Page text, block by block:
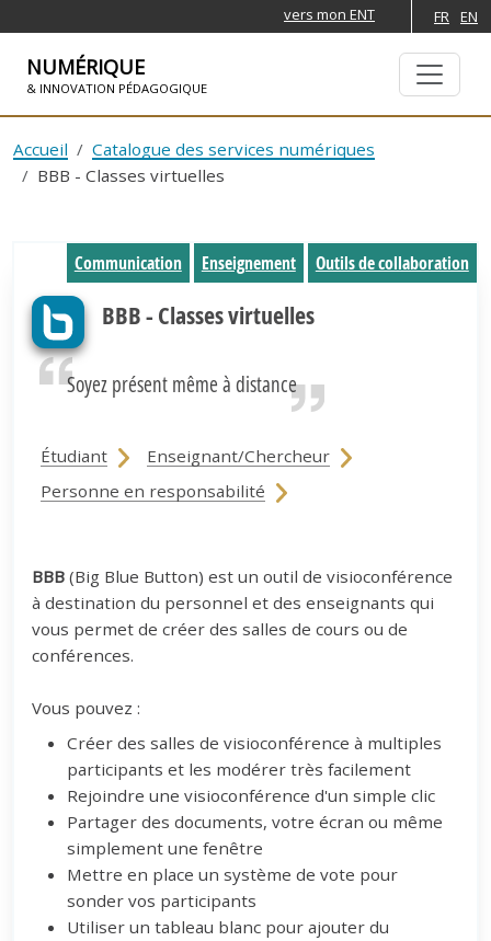
vers mon ENT FR EN
NUMÉRIQUE
& INNOVATION PÉDAGOGIQUE
Accueil
Catalogue des services numériques
BBB - Classes virtuelles
BBB - Classes virtuelles
Soyez présent même à distance
Communication Enseignement Outils de collaboration
Étudiant
Enseignant/Chercheur
Personne en responsabilité
BBB (Big Blue Button) est un outil de visioconférence
à destination du personnel et des enseignants qui
vous permet de créer des salles de cours ou de
conférences.
Vous pouvez :
Créer des salles de visioconférence à multiples
participants et les modérer très facilement
Rejoindre une visioconférence d'un simple clic
Partager des documents, votre écran ou même
simplement une fenêtre
Mettre en place un système de vote pour
sonder vos participants
Utiliser un tableau blanc pour ajouter du